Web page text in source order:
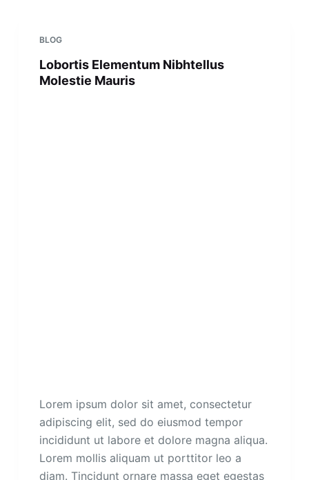
BLOG
Lobortis Elementum Nibhtellus
Molestie Mauris
Lorem ipsum dolor sit amet, consectetur
adipiscing elit, sed do eiusmod tempor
incididunt ut labore et dolore magna aliqua.
Lorem mollis aliquam ut porttitor leo a
diam. Tincidunt ornare massa eget egestas